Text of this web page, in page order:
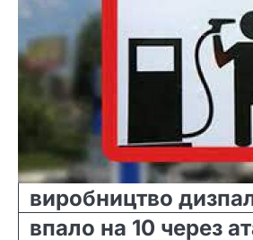
виробництво
впало на 10 через